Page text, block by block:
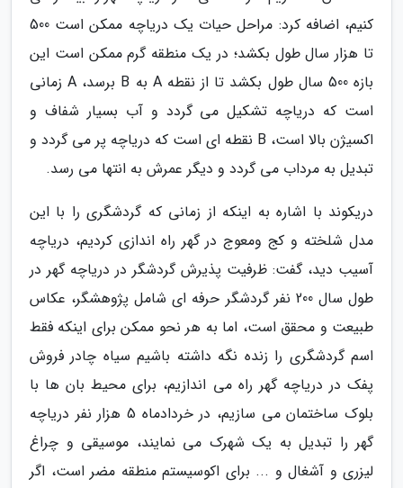
کنیم، اضافه کرد: مراحل حیات یک دریاچه ممکن است 500
تا هزار سال طول بکشد؛ در یک منطقه گرم ممکن است این
بازه 500 سال طول بکشد تا از نقطه A به B برسد، A زمانی
است که دریاچه تشکیل می گردد و آب بسیار شفاف و
اکسیژن بالا است، B نقطه ای است که دریاچه پر می گردد و
تبدیل به مرداب می گردد و دیگر عمرش به انتها می رسد.
دریکوند با اشاره به اینکه از زمانی که گردشگری را با این
مدل شلخته و کج ومعوج در گهر راه اندازی کردیم، دریاچه
آسیب دید، گفت: ظرفیت پذیرش گردشگر در دریاچه گهر در
طول سال 200 نفر گردشگر حرفه ای شامل پژوهشگر، عکاس
طبیعت و محقق است، اما به هر نحو ممکن برای اینکه فقط
اسم گردشگری را زنده نگه داشته باشیم سیاه چادر فروش
پفک در دریاچه گهر راه می اندازیم، برای محیط بان ها با
بلوک ساختمان می سازیم، در خردادماه 5 هزار نفر دریاچه
گهر را تبدیل به یک شهرک می نمایند، موسیقی و چراغ
لیزری و آشغال و ... برای اکوسیستم منطقه مضر است، اگر